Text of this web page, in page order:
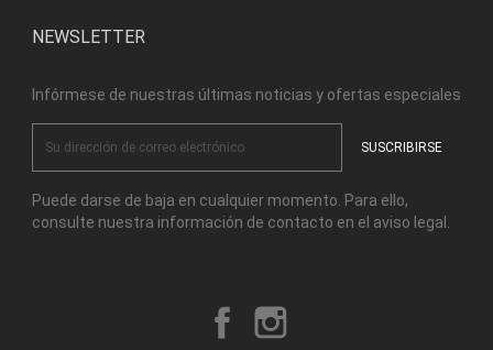
NEWSLETTER
Infórmese de nuestras últimas noticias y ofertas especiales
Puede darse de baja en cualquier momento. Para ello,
consulte nuestra información de contacto en el aviso legal.
Facebook